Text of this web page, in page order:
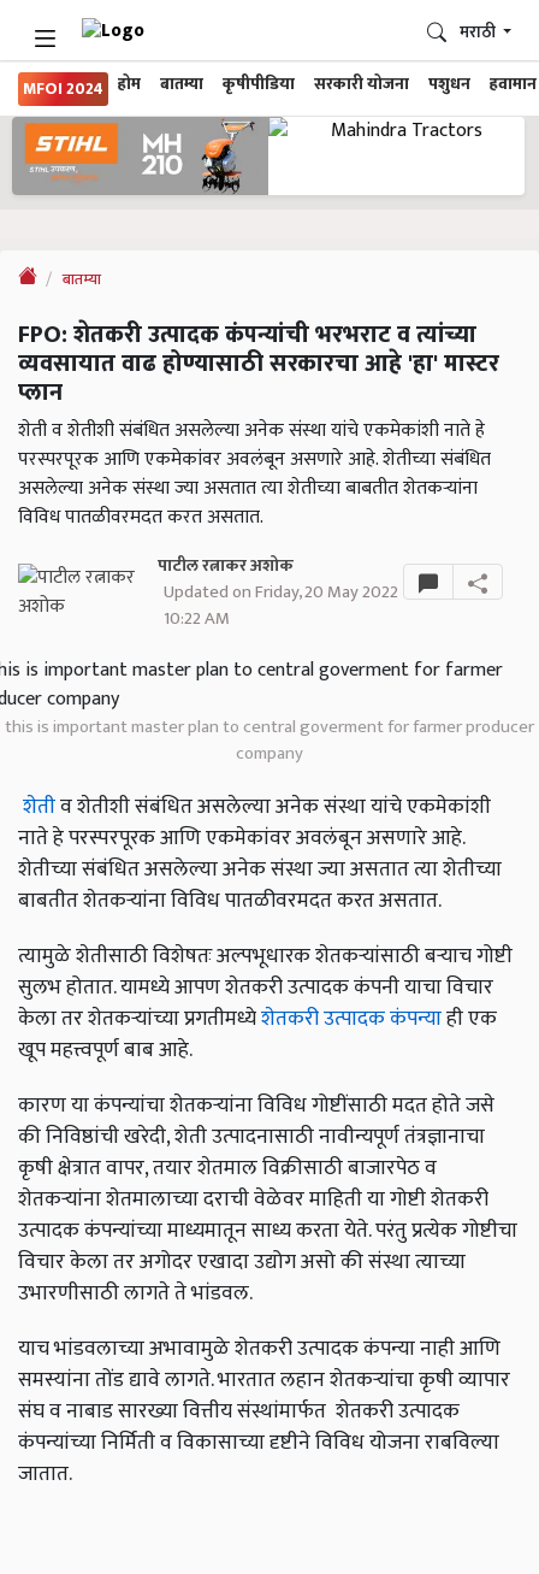
MFOI 2024 होम बातम्या कृषीपीडिया सरकारी योजना पशुधन हवामान
मराठी
बातम्या
FPO: शेतकरी उत्पादक कंपन्यांची भरभराट व त्यांच्या
व्यवसायात वाढ होण्यासाठी सरकारचा आहे 'हा' मास्टर
प्लान
शेती व शेतीशी संबंधित असलेल्या अनेक संस्था यांचे एकमेकांशी नाते हे
परस्परपूरक आणि एकमेकांवर अवलंबून असणारे आहे. शेतीच्या संबंधित
असलेल्या अनेक संस्था ज्या असतात त्या शेतीच्या बाबतीत शेतकऱ्यांना
विविध पातळीवरमदत करत असतात.
पाटील रत्नाकर अशोक
Updated on Friday, 20 May 2022
10:22 AM
this is important master plan to central goverment for farmer producer
company
शेतीव शेतीशी संबंधित असलेल्या अनेक संस्था यांचे एकमेकांशी
नाते हे परस्परपूरक आणि एकमेकांवर अवलंबून असणारे आहे.
शेतीच्या संबंधित असलेल्या अनेक संस्था ज्या असतात त्या शेतीच्या
बाबतीत शेतकऱ्यांना विविध पातळीवरमदत करत असतात.
त्यामुळे शेतीसाठी विशेषतः अल्पभूधारक शेतकऱ्यांसाठी बऱ्याच गोष्टी
सुलभ होतात. यामध्ये आपण शेतकरी उत्पादक कंपनी याचा विचार
केला तर शेतकऱ्यांच्या प्रगतीमध्येशेतकरी उत्पादक कंपन्याही एक
खूप महत्त्वपूर्ण बाब आहे.
कारण या कंपन्यांचा शेतकऱ्यांना विविध गोष्टींसाठी मदत होते जसे
की निविष्ठांची खरेदी, शेती उत्पादनासाठी नावीन्यपूर्ण तंत्रज्ञानाचा
कृषी क्षेत्रात वापर, तयार शेतमाल विक्रीसाठी बाजारपेठ व
शेतकऱ्यांना शेतमालाच्या दराची वेळेवर माहिती या गोष्टी शेतकरी
उत्पादक कंपन्यांच्या माध्यमातून साध्य करता येते. परंतु प्रत्येक गोष्टीचा
विचार केला तर अगोदर एखादा उद्योग असो की संस्था त्याच्या
उभारणीसाठी लागते ते भांडवल.
याच भांडवलाच्या अभावामुळे शेतकरी उत्पादक कंपन्या नाही आणि
समस्यांना तोंड द्यावे लागते. भारतात लहान शेतकऱ्यांचा कृषी व्यापार
संघ व नाबाड सारख्या वित्तीय संस्थांमार्फत शेतकरी उत्पादक
कंपन्यांच्या निर्मिती व विकासाच्या दृष्टीने विविध योजना राबविल्या
जातात.